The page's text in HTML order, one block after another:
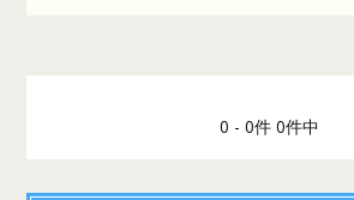
0 - 0件 0件中